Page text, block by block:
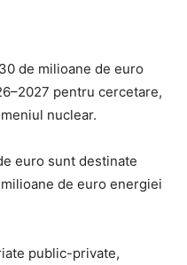
de milioane de euro
pentru cercetare,
nuclear.
euro sunt destinate
de euro energiei
public-private,